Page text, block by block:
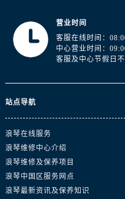
营业时间
客服在线时间：
中心营业时间：
客服及中心节假日
站点导航
浪琴在线服务
浪琴维修中心介绍
浪琴维修及保养项目
浪琴中国区服务网点
浪琴最新资讯及保养知识